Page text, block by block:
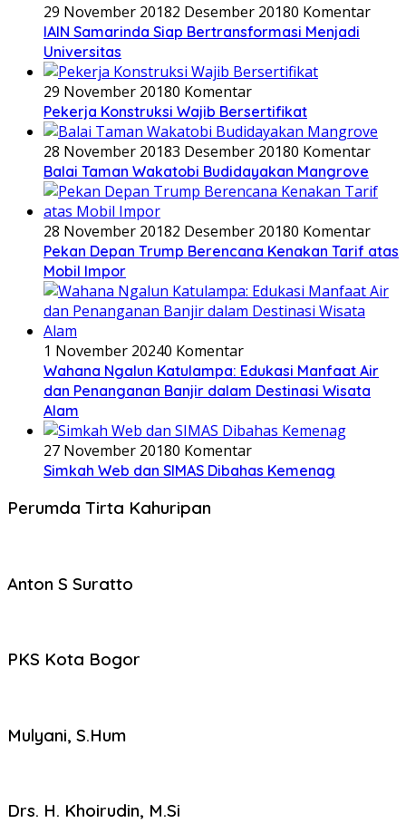
29 November 20182 Desember 20180 Komentar
IAIN Samarinda Siap Bertransformasi Menjadi
Universitas
29 November 20180 Komentar
Pekerja Konstruksi Wajib Bersertifikat
28 November 20183 Desember 20180 Komentar
Balai Taman Wakatobi Budidayakan Mangrove
28 November 20182 Desember 20180 Komentar
Pekan Depan Trump Berencana Kenakan Tarif atas
Mobil Impor
1 November 20240 Komentar
Wahana Ngalun Katulampa: Edukasi Manfaat Air
dan Penanganan Banjir dalam Destinasi Wisata
Alam
27 November 20180 Komentar
Simkah Web dan SIMAS Dibahas Kemenag
Perumda Tirta Kahuripan
Anton S Suratto
PKS Kota Bogor
Mulyani, S.Hum
Drs. H. Khoirudin, M.Si